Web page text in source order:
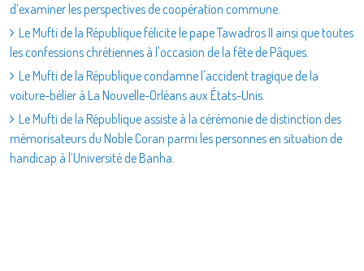
d’examiner les perspectives de coopération commune.
Le Mufti de la République félicite le pape Tawadros II ainsi que toutes
les confessions chrétiennes à l'occasion de la fête de Pâques.
Le Mufti de la République condamne l'accident tragique de la
voiture-bélier à La Nouvelle-Orléans aux États-Unis.
Le Mufti de la République assiste à la cérémonie de distinction des
mémorisateurs du Noble Coran parmi les personnes en situation de
handicap à l’Université de Banha.